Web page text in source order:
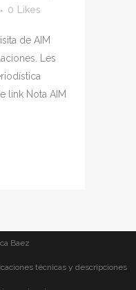
0 Likes
de AIM
Les
link Nota AIM
Baez
técnicas y descripciones